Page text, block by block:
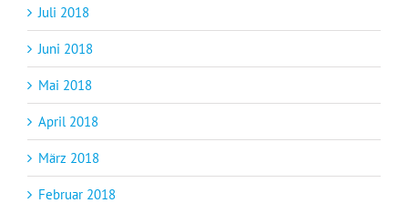
Juli 2018
Juni 2018
Mai 2018
April 2018
März 2018
Februar 2018